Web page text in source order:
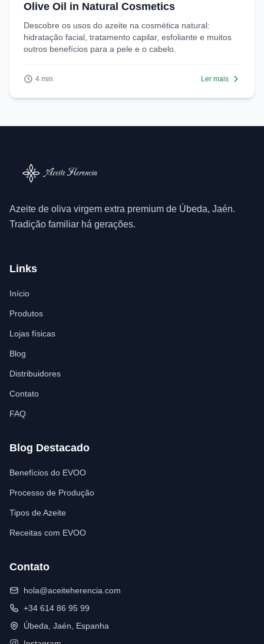
Olive Oil in Natural Cosmetics
Descobre os usos do azeite na cosmética natural:
hidratação facial, tratamento capilar, esfoliante e muitos
outros benefícios para a pele e o cabelo.
4 min Ler mais
Azeite de oliva virgem extra premium de Úbeda, Jaén.
Tradição familiar há gerações.
Links
Início
Produtos
Lojas físicas
Blog
Distribuidores
Contato
FAQ
Blog Destacado
Benefícios do EVOO
Processo de Produção
Tipos de Azeite
Receitas com EVOO
Contato
hola@aceiteherencia.com
+34 614 86 95 99
Úbeda, Jaén, Espanha